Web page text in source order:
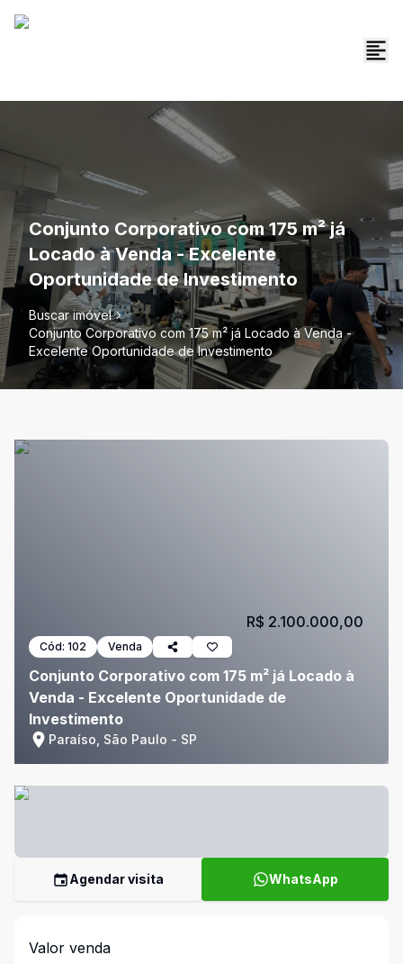
Conjunto Corporativo com 175 m² já
Locado à Venda - Excelente
Oportunidade de Investimento
Buscar imóvel
Conjunto Corporativo com 175 m² já Locado à Venda -
Excelente Oportunidade de Investimento
Cód: 102 Venda
Conjunto Corporativo com 175 m² já Locado à
Venda - Excelente Oportunidade de
Investimento
Paraíso, São Paulo - SP
R$ 2.100.000,00
Agendar visita WhatsApp
Valor venda